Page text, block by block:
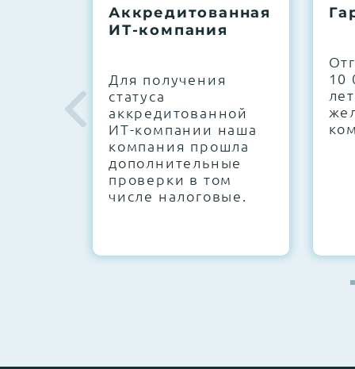
Next Business Day (NBD)
Аккредитованная
ИТ-компания
Для получения
статуса
аккредитованной
ИТ-компании наша
компания прошла
дополнительные
проверки в том
числе налоговые.
10